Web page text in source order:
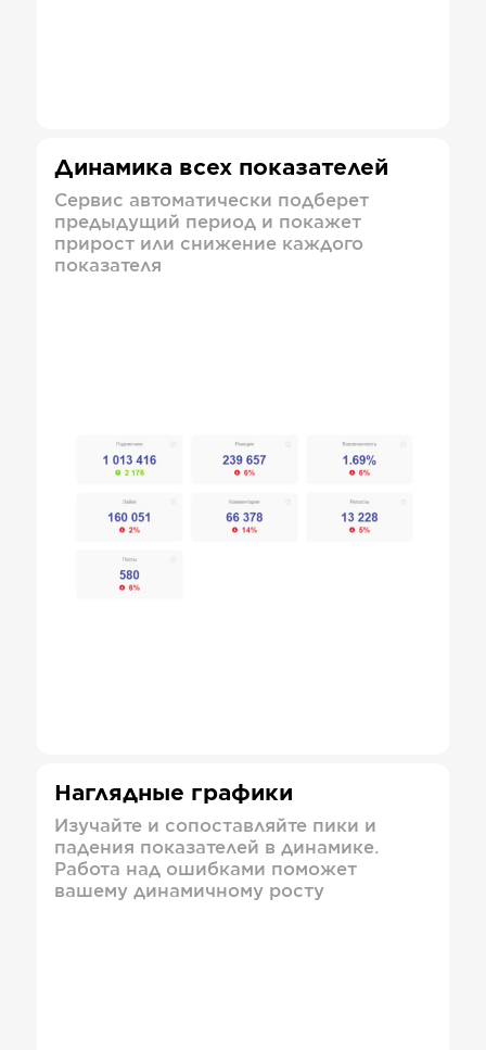
Динамика всех показателей
Сервис автоматически подберет
предыдущий период и покажет
прирост или снижение каждого
показателя
Наглядные графики
Изучайте и сопоставляйте пики и
падения показателей в динамике.
Работа над ошибками поможет
вашему динамичному росту